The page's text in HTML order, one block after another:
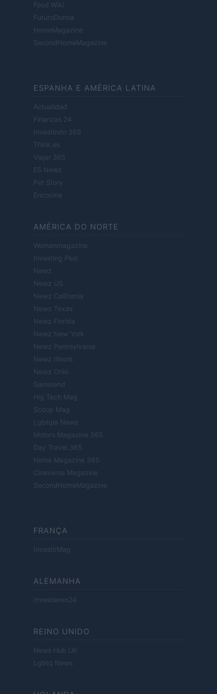
Food Wiki
FuturoDonna
HomeMagazine
SecondHomeMagazine
ESPANHA E AMÉRICA LATINA
Actualidad
Finanzas 24
Investindo 365
Think.es
Viajar 365
ES Newz
Pet Story
Encocina
AMÉRICA DO NORTE
Womanmagazine
Investing Plus
Newz
Newz US
Newz California
Newz Texas
Newz Florida
Newz New York
Newz Pennsylvania
Newz Illinois
Newz Ohio
Gameland
Hig Tech Mag
Scoop Mag
Lgbtqia News
Motors Magazine 365
Day Travel 365
Home Magazine 365
Cineverse Magazine
SecondHomeMagazine
FRANÇA
InvestirMag
ALEMANHA
Investieren24
REINO UNIDO
News Hub UK
Lgbtq News